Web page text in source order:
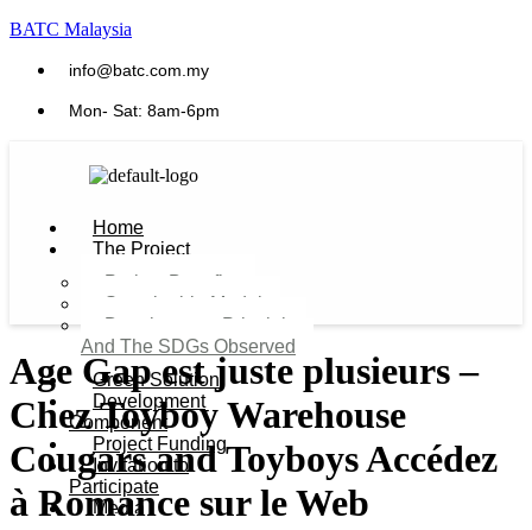
BATC Malaysia
info@batc.com.my
Mon- Sat: 8am-6pm
Home
The Project
Project Benefits
Sustainable Model​
Development Principles
And The SDGs Observed
Green Solution
Development
Component
Project Funding
Invitation to
Participate
Media
Age Gap est juste plusieurs –
Chez Toyboy Warehouse
Cougars and Toyboys Accédez
à Romance sur le Web